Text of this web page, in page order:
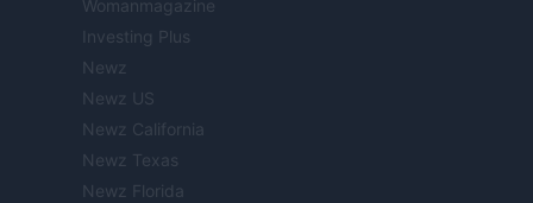
Womanmagazine
Investing Plus
Newz
Newz US
Newz California
Newz Texas
Newz Florida